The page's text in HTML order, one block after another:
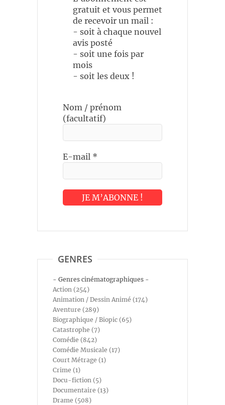
gratuit et vous permet
de recevoir un mail :
- soit à chaque nouvel
avis posté
- soit une fois par
mois
- soit les deux !
Nom / prénom
(facultatif)
E-mail *
GENRES
- Genres cinématographiques -
Action (254)
Animation / Dessin Animé (174)
Aventure (289)
Biographique / Biopic (65)
Catastrophe (7)
Comédie (842)
Comédie Musicale (17)
Court Métrage (1)
Crime (1)
Docu-fiction (5)
Documentaire (13)
Drame (508)